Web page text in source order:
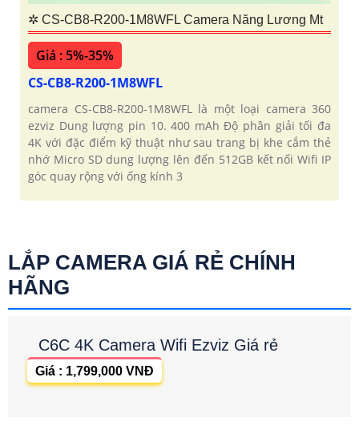
✲ CS-CB8-R200-1M8WFL Camera Năng Lương Mt
Giá : 5%-35%
CS-CB8-R200-1M8WFL
camera CS-CB8-R200-1M8WFL là một loại camera 360
ezviz Dung lượng pin 10. 400 mAh Độ phân giải tối đa
4K với đặc điểm kỹ thuật như sau trang bị khe cắm thẻ
nhớ Micro SD dung lượng lên đến 512GB kết nối Wifi IP
góc quay rộng với ống kính 3
LẮP CAMERA GIÁ RẺ CHÍNH
HÃNG
C6C 4K Camera Wifi Ezviz Giá rẻ
Giá : 1,799,000 VNĐ